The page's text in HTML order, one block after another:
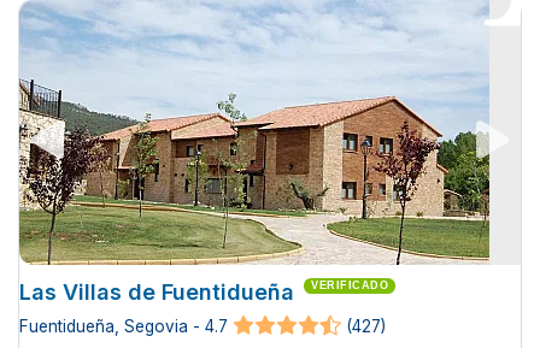
Las Villas de Fuentidueña VERIFICADO
Fuentidueña, Segovia - 4.7 (427)